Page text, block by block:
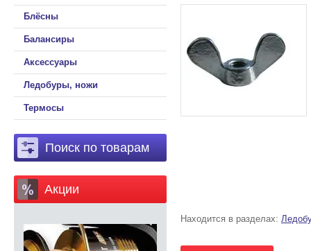
Блёсны
Балансиры
Аксессуары
Ледобуры, ножи
Термосы
Поиск по товарам
Акции
Находится в разделах: